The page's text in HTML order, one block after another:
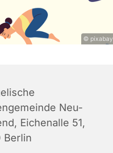
© pixabay
Neu-
Eichenalle 51,
Berlin